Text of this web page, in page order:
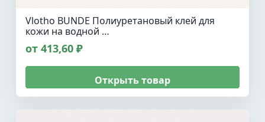
Vlotho BUNDE Полиуретановый клей для
кожи на водной …
от 413,60 ₽
Открыть товар